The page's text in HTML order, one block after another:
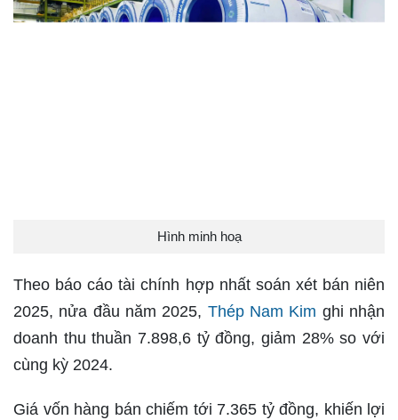
Hình minh hoạ
Theo báo cáo tài chính hợp nhất soán xét bán niên
2025, nửa đầu năm 2025, Thép Nam Kim ghi nhận
doanh thu thuần 7.898,6 tỷ đồng, giảm 28% so với
cùng kỳ 2024.
Giá vốn hàng bán chiếm tới 7.365 tỷ đồng, khiến lợi